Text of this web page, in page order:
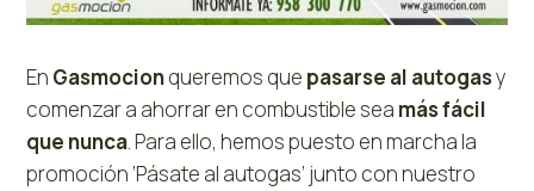
En Gasmocionqueremos que pasarse al autogasy
comenzar a ahorrar en combustible sea más fácil
que nunca. Para ello, hemos puesto en marcha la
promoción ‘Pásate al autogas’ junto con nuestro